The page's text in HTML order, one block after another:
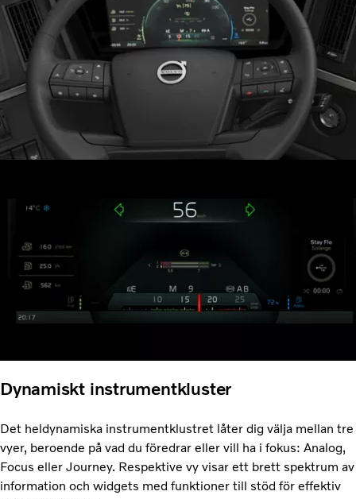
Dynamiskt instrumentkluster
Det heldynamiska instrumentklustret låter dig välja mellan tre
vyer, beroende på vad du föredrar eller vill ha i fokus: Analog,
Focus eller Journey. Respektive vy visar ett brett spektrum av
information och widgets med funktioner till stöd för effektiv